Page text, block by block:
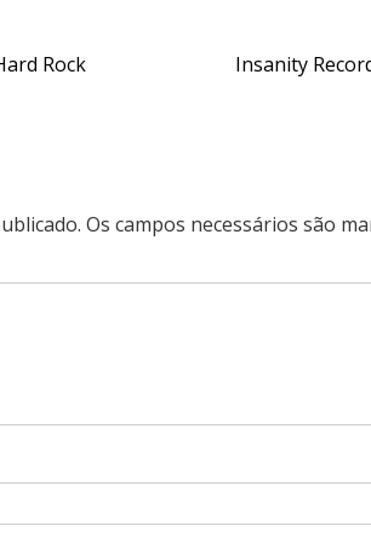
Rock Insanity
Os campos necessários são